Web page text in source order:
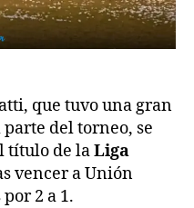
que tuvo una gran
del torneo, se
título de laLiga
vencer a Unión
2 a 1.